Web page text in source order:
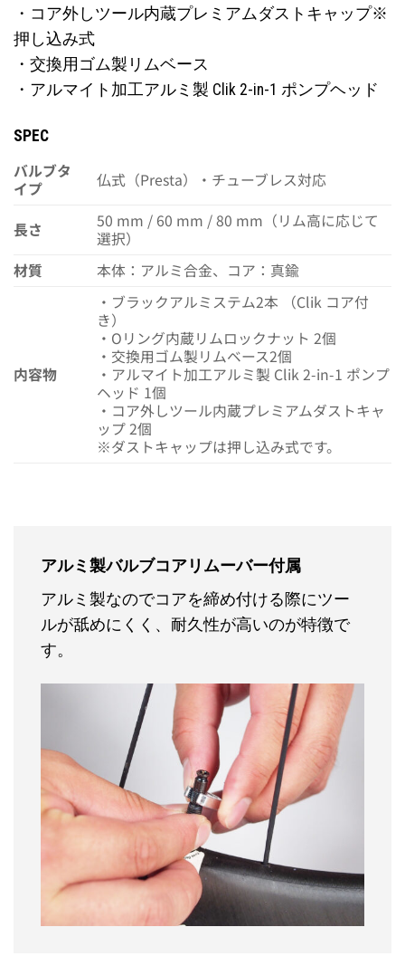
・コア外しツール内蔵プレミアムダストキャップ※
押し込み式
・交換用ゴム製リムベース
・アルマイト加工アルミ製 Clik 2-in-1 ポンプヘッド
SPEC
バルブタ
イプ
仏式（Presta）・チューブレス対応
長さ
50 mm / 60 mm / 80 mm（リム高に応じて
選択）
材質
本体：アルミ合金、コア：真鍮
内容物
・ブラックアルミステム2本 （Clik コア付
き）
・Oリング内蔵リムロックナット 2個
・交換用ゴム製リムベース2個
・アルマイト加工アルミ製 Clik 2-in-1 ポンプ
ヘッド 1個
・コア外しツール内蔵プレミアムダストキャ
ップ 2個
※ダストキャップは押し込み式です。
アルミ製バルブコアリムーバー付属
アルミ製なのでコアを締め付ける際にツー
ルが舐めにくく、耐久性が高いのが特徴で
す。